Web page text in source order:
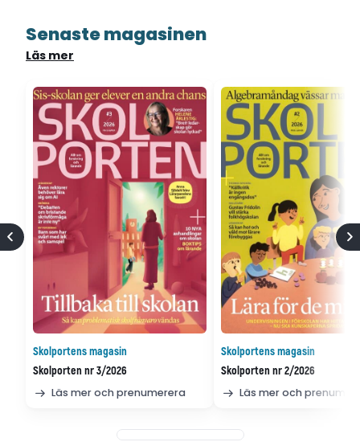
Senaste magasinen
Läs mer
Skolportens magasin
Skolporten nr 3/2026
Läs mer och prenumerera
Skolportens magasin
Skolporten nr 2/2026
Läs mer och